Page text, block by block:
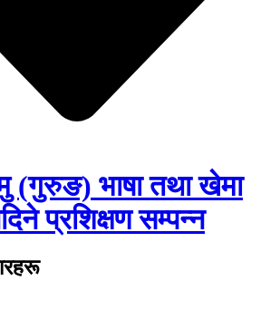
(गुरुङ) भाषा तथा खेमा
प्रशिक्षण सम्पन्न